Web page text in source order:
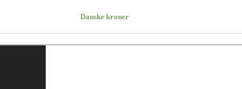
Danske kroner